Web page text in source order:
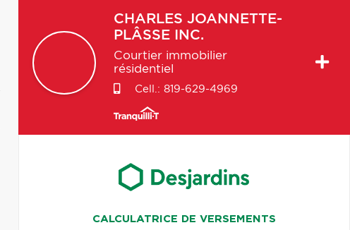
CHARLES JOANNETTE-
PLÂSSE INC.
Courtier immobilier
résidentiel
Cell.: 819-629-4969
CALCULATRICE DE VERSEMENTS